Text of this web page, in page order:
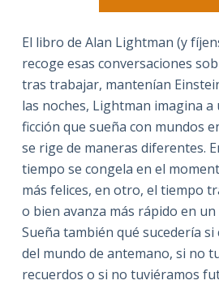
El libro de Alan Lightman (y
recoge esas conversaciones
tras trabajar, mantenían
las noches, Lightman imagina a
ficción que sueña con mundos
se rige de maneras diferentes.
tiempo se congela en el
más felices, en otro, el tiempo
o bien avanza más rápido en
Sueña también qué sucedería
del mundo de antemano, si no
recuerdos o si no tuviéramos